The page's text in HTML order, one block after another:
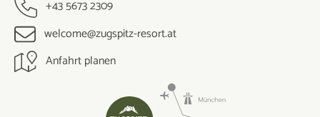
+43 5673 2309
welcome@zugspitz-resort.at
Anfahrt planen